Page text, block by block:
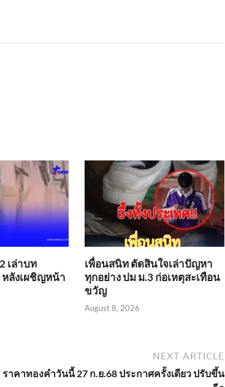
เล่าบท
ลังเผชิญหน้า
เพื่อนสนิท ตัดสินใจเล่าปัญหา
ทุกอย่าง ปม ม.3 ก่อเหตุสะเทือน
ขวัญ
August 8, 2026
NEXT ARTICLE
ราคาทองคำวันนี้ 27 ก.ย.68 ประกาศครั้งเดียว ปรับขึ้น